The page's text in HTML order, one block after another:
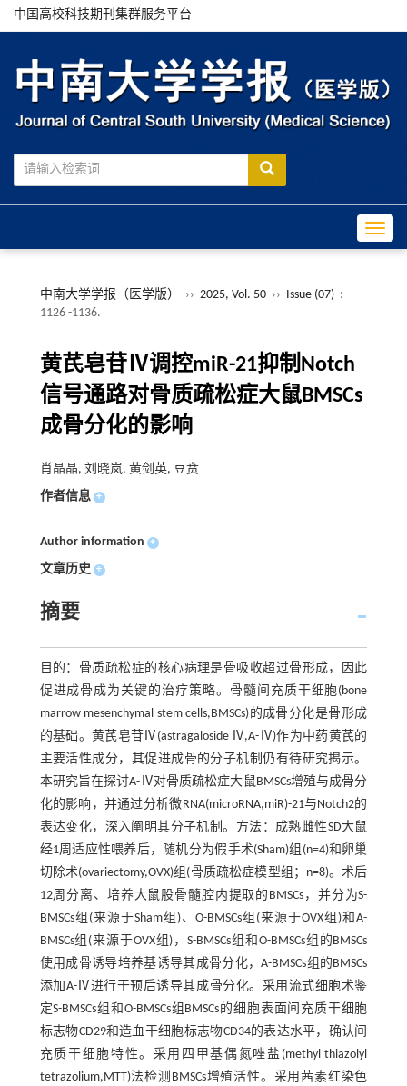
中国高校科技期刊集群服务平台
中南大学学报（医学版） ›› 2025, Vol. 50 ›› Issue (07) :
1126 -1136.
黄芪皂苷Ⅳ调控miR-21抑制Notch
信号通路对骨质疏松症大鼠BMSCs
成骨分化的影响
肖晶晶, 刘晓岚, 黄剑英, 豆贲
作者信息 +
Author information +
文章历史 +
摘要
目的：骨质疏松症的核心病理是骨吸收超过骨形成，因此
促进成骨成为关键的治疗策略。骨髓间充质干细胞(bone
marrow mesenchymal stem cells,BMSCs)的成骨分化是骨形成
的基础。黄芪皂苷Ⅳ(astragaloside Ⅳ,A-Ⅳ)作为中药黄芪的
主要活性成分，其促进成骨的分子机制仍有待研究揭示。
本研究旨在探讨A-Ⅳ对骨质疏松症大鼠BMSCs增殖与成骨分
化的影响，并通过分析微RNA(microRNA,miR)-21与Notch2的
表达变化，深入阐明其分子机制。方法：成熟雌性SD大鼠
经1周适应性喂养后，随机分为假手术(Sham)组(n=4)和卵巢
切除术(ovariectomy,OVX)组(骨质疏松症模型组；n=8)。术后
12周分离、培养大鼠股骨髓腔内提取的BMSCs，并分为S-
BMSCs组(来源于Sham组)、O-BMSCs组(来源于OVX组)和A-
BMSCs组(来源于OVX组)，S-BMSCs组和O-BMSCs组的BMSCs
使用成骨诱导培养基诱导其成骨分化，A-BMSCs组的BMSCs
添加A-Ⅳ进行干预后诱导其成骨分化。采用流式细胞术鉴
定S-BMSCs组和O-BMSCs组BMSCs的细胞表面间充质干细胞
标志物CD29和造血干细胞标志物CD34的表达水平，确认间
充质干细胞特性。采用四甲基偶氮唑盐(methyl thiazolyl
tetrazolium,MTT)法检测BMSCs增殖活性。采用茜素红染色